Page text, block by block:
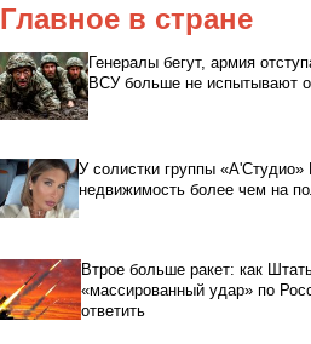
Главное в стране
Генералы бегут, армия
ВСУ больше не испытывают
У солистки группы
недвижимость более чем на
Втрое больше ракет: как
«массированный удар» по
ответить